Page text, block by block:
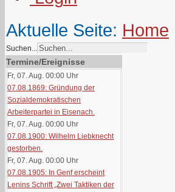
Aktuelle Seite: Home
Suchen...
Termine/Ereignisse
Fr, 07. Aug. 00:00 Uhr
07.08.1869: Gründung der
Sozialdemokratischen
Arbeiterpartei in Eisenach.
Fr, 07. Aug. 00:00 Uhr
07.08.1900: Wilhelm Liebknecht
gestorben.
Fr, 07. Aug. 00:00 Uhr
07.08.1905: In Genf erscheint
Lenins Schrift „Zwei Taktiken der